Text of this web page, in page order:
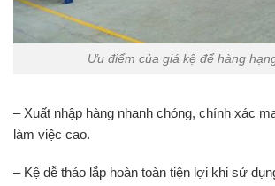
Ưu điểm của giá kệ để hàng
– Xuất nhập hàng nhanh chóng, chính xác
làm việc cao.
– Kệ dễ tháo lắp hoàn toàn tiện lợi khi sử